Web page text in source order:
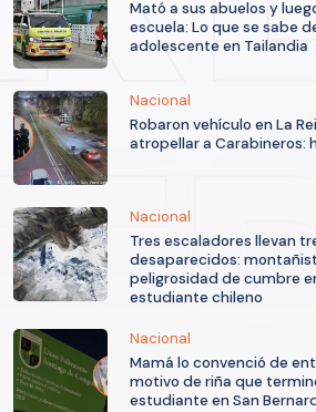
Mató a sus abuelos y
escuela: Lo que se sabe
adolescente en Tailandia
Nacional
Robaron vehículo en La
atropellar a Carabineros:
Nacional
Tres escaladores llevan
desaparecidos:
peligrosidad de cumbre
estudiante chileno
Nacional
Mamá lo convenció de
motivo de riña que
estudiante en San